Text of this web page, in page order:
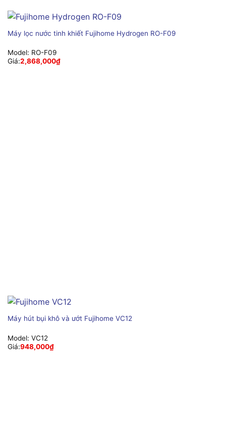
Máy lọc nước tinh khiết Fujihome Hydrogen RO-F09
Model: RO-F09
Giá:2,868,000₫
Máy hút bụi khô và ướt Fujihome VC12
Model: VC12
Giá:948,000₫